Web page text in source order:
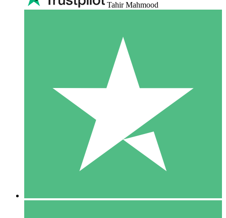
Tahir Mahmood